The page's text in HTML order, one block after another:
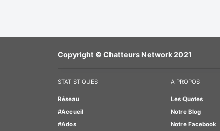
Copyright © Chatteurs Network 2021
STATISTIQUES
Réseau
#Accueil
#Ados
A PROPOS
Les Quotes
Notre Blog
Notre Facebook